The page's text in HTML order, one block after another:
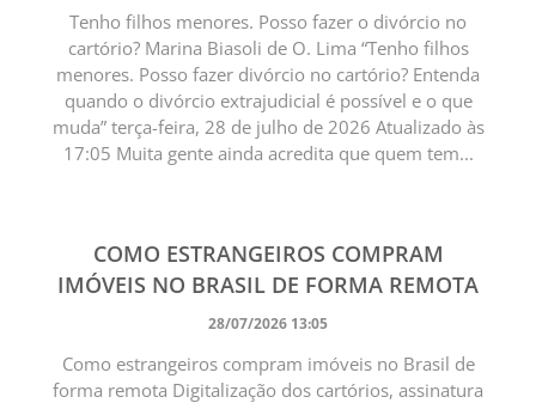
Tenho filhos menores. Posso fazer o divórcio no
cartório? Marina Biasoli de O. Lima “Tenho filhos
menores. Posso fazer divórcio no cartório? Entenda
quando o divórcio extrajudicial é possível e o que
muda” terça-feira, 28 de julho de 2026 Atualizado às
17:05 Muita gente ainda acredita que quem tem...
COMO ESTRANGEIROS COMPRAM
IMÓVEIS NO BRASIL DE FORMA REMOTA
28/07/2026 13:05
Como estrangeiros compram imóveis no Brasil de
forma remota Digitalização dos cartórios, assinatura